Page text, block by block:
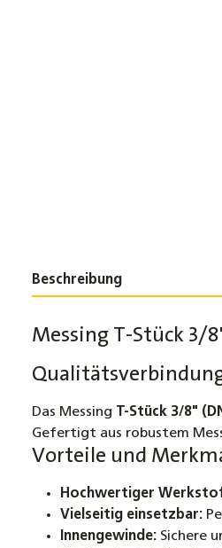
Beschreibung
Messing T-Stück 3/
Das Messing T-Stück 3/8"
Gefertigt aus robustem
Vorteile und
Hochwertiger
Vielseitig einsetzbar:
Innengewinde: Sichere